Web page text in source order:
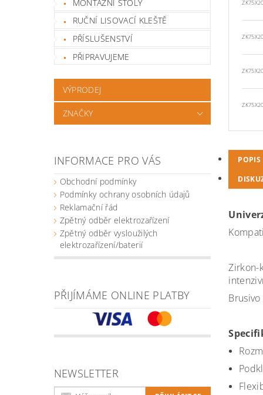
MONTÁŽNÍ STOLY
RUČNÍ LISOVACÍ KLEŠTĚ
PŘÍSLUŠENSTVÍ
PŘIPRAVUJEME
VÝPRODEJ
ZNAČKY
INFORMACE PRO VÁS
Obchodní podmínky
Podmínky ochrany osobních údajů
Reklamační řád
Zpětný odběr elektrozařízení
Zpětný odběr vysloužilých
elektrozařízení/baterií
PŘIJÍMÁME ONLINE PLATBY
NEWSLETTER
POPIS
Zirkon-